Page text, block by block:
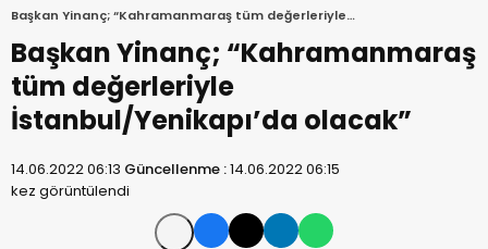
Başkan Yinanç; “Kahramanmaraş tüm değerleriyle
İstanbul/Yenikapı’da olacak”
Başkan Yinanç; “Kahramanmaraş
tüm değerleriyle
İstanbul/Yenikapı’da olacak”
14.06.2022 06:13 Güncellenme :14.06.2022 06:15
kez görüntülendi